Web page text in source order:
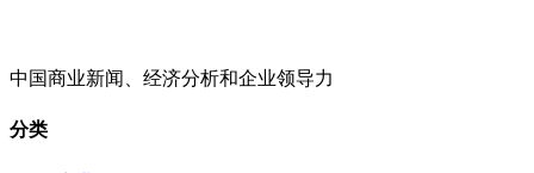
中国商业新闻、经济分析和企业领导力
分类